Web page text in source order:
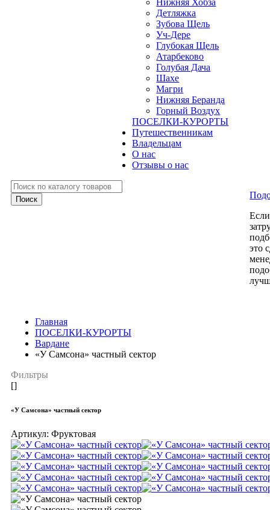
Нижняя Хобза
Детляжка
Зубова Щель
Уч-Дере
Глубокая Щель
Атарбеково
Голубая Дача
Шахе
Магри
Нижняя Беранда
Горный Воздух
ПОСЕЛКИ-КУРОРТЫ
Путешественникам
Владельцам
О нас
Отзывы о нас
это
Главная
ПОСЕЛКИ-КУРОРТЫ
Вардане
«У Самсона» частный сектор
Фильтры
[]
«У Самсона» частный сектор
Артикул: Фруктовая